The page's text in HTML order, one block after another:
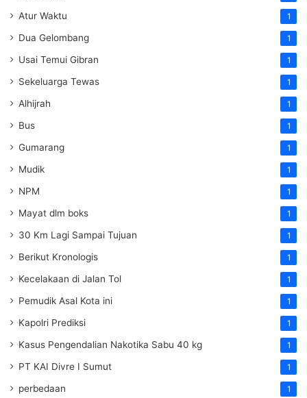
Atur Waktu 1
Dua Gelombang 1
Usai Temui Gibran 1
Sekeluarga Tewas 1
Alhijrah 1
Bus 1
Gumarang 1
Mudik 1
NPM 1
Mayat dlm boks 1
30 Km Lagi Sampai Tujuan 1
Berikut Kronologis 1
Kecelakaan di Jalan Tol 1
Pemudik Asal Kota ini 1
Kapolri Prediksi 1
Kasus Pengendalian Nakotika Sabu 40 kg 1
PT KAI Divre I Sumut 1
perbedaan 1